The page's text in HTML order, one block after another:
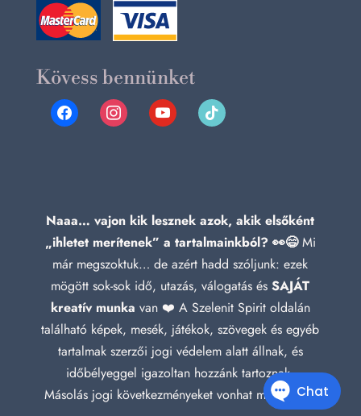
Kövess bennünket
facebookinstagramyoutube tiktok
Naaa… vajon kik lesznek azok, akik elsőként
„ihletet merítenek” a tartalmainkból? 👀😄Mi
már megszoktuk… de azért hadd szóljunk: ezek
mögött sok-sok idő, utazás, válogatás ésSAJÁT
kreatív munka van ❤️ A Szelenit Spirit oldalán
található képek, mesék, játékok, szövegek és egyéb
tartalmak szerzői jogi védelem alatt állnak, és
időbélyeggel igazoltan hozzánk tartoznak.
Másolás jogi következményeket vonhat maga után!